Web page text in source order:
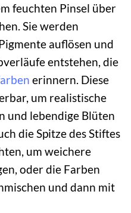
feuchten Pinsel über
Sie werden
auflösen und
entstehen, die
erinnern. Diese
um realistische
und lebendige Blüten
die Spitze des Stiftes
um weichere
oder die Farben
und dann mit